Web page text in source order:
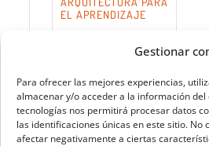
Gestionar
Para ofrecer las mejores experiencias,
almacenar y/o acceder a la información
tecnologías nos permitirá procesar datos
las identificaciones únicas en este sitio.
afectar negativamente a ciertas
EL APRENDIZAJE